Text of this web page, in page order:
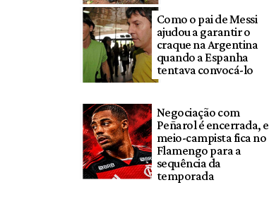
Como o pai de Messi
ajudou a garantir o
craque na Argentina
quando a Espanha
tentava convocá-lo
Negociação com
Peñarol é encerrada, e
meio-campista fica no
Flamengo para a
sequência da
temporada